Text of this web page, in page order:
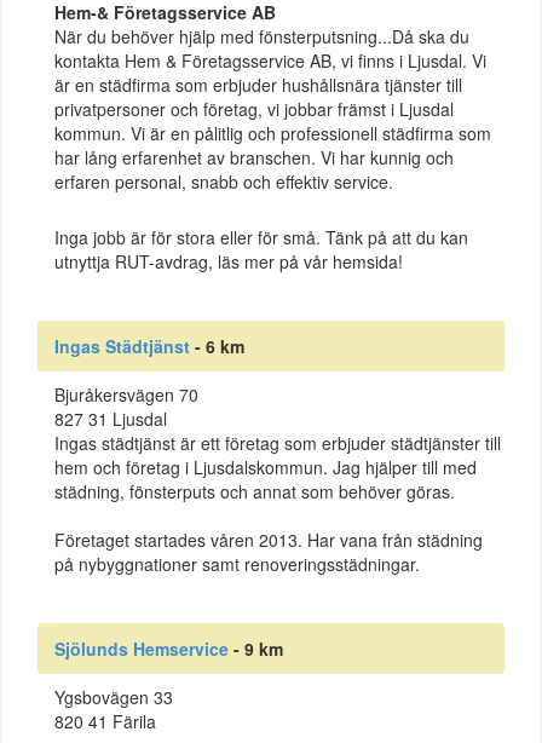
Hem-& Företagsservice AB
När du behöver hjälp med fönsterputsning...Då ska du
kontakta Hem & Företagsservice AB, vi finns i Ljusdal. Vi
är en städfirma som erbjuder hushållsnära tjänster till
privatpersoner och företag, vi jobbar främst i Ljusdal
kommun. Vi är en pålitlig och professionell städfirma som
har lång erfarenhet av branschen. Vi har kunnig och
erfaren personal, snabb och effektiv service.
Inga jobb är för stora eller för små. Tänk på att du kan
utnyttja RUT-avdrag, läs mer på vår hemsida!
Ingas Städtjänst - 6 km
Bjuråkersvägen 70
827 31 Ljusdal
Ingas städtjänst är ett företag som erbjuder städtjänster till
hem och företag i Ljusdalskommun. Jag hjälper till med
städning, fönsterputs och annat som behöver göras.
Företaget startades våren 2013. Har vana från städning
på nybyggnationer samt renoveringsstädningar.
Sjölunds Hemservice - 9 km
Ygsbovägen 33
820 41 Färila